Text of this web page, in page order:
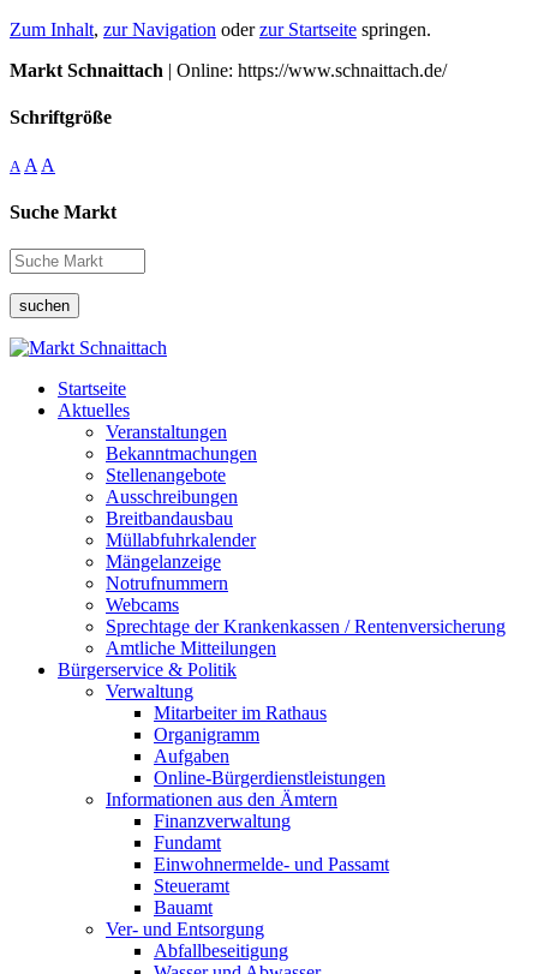
Zum Inhalt, zur Navigation oderzur Startseite springen.
Markt Schnaittach | Online: https://www.schnaittach.de/
Schriftgröße
A A A
Suche Markt
suchen
Startseite
Aktuelles
Veranstaltungen
Bekanntmachungen
Stellenangebote
Ausschreibungen
Breitbandausbau
Müllabfuhrkalender
Mängelanzeige
Notrufnummern
Webcams
Sprechtage der Krankenkassen / Rentenversicherung
Amtliche Mitteilungen
Bürgerservice & Politik
Verwaltung
Mitarbeiter im Rathaus
Organigramm
Aufgaben
Online-Bürgerdienstleistungen
Informationen aus den Ämtern
Finanzverwaltung
Fundamt
Einwohnermelde- und Passamt
Steueramt
Bauamt
Ver- und Entsorgung
Abfallbeseitigung